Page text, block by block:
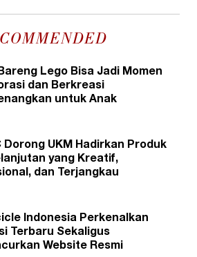
Lego Bisa Jadi Momen
dan Berkreasi
untuk Anak
Dorong UKM Hadirkan Produk
yang Kreatif,
dan Terjangkau
Indonesia Perkenalkan
Terbaru Sekaligus
Website Resmi